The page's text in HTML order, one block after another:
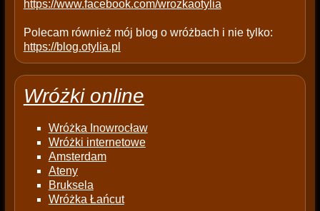
https://www.facebook.com/wrozkaotylia
Polecam również mój blog o wróżbach i nie tylko:
https://blog.otylia.pl
Wróżki online
Wróżka Inowrocław
Wróżki internetowe
Amsterdam
Ateny
Bruksela
Wróżka Łańcut